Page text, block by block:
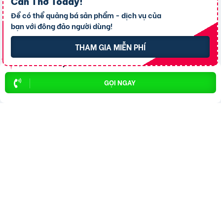
GỌI NGAY
Để có thể quảng bá sản phẩm - dịch vụ của
bạn với đông đảo người dùng!
THAM GIA MIỄN PHÍ
Chào mừng
THÀNH VIÊN MỚI